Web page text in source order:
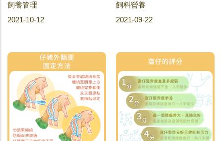
飼養管理
2021-10-12
飼料營養
2021-09-22